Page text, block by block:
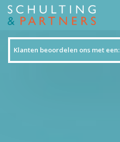
Klanten beoordelen ons met een: